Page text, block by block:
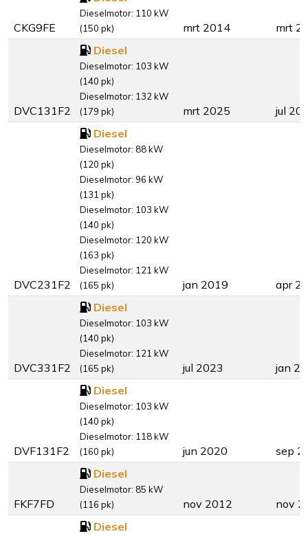
CKG9FE
Dieselmotor: 110 kW
(150 pk)
mrt 2014 mrt
DVC131F2
Diesel
Dieselmotor: 103 kW
(140 pk)
Dieselmotor: 132 kW
(179 pk)
mrt 2025 jul
DVC231F2
Diesel
Dieselmotor: 88 kW
(120 pk)
Dieselmotor: 96 kW
(131 pk)
Dieselmotor: 103 kW
(140 pk)
Dieselmotor: 120 kW
(163 pk)
Dieselmotor: 121 kW
(165 pk)
jan 2019 apr
DVC331F2
Diesel
Dieselmotor: 103 kW
(140 pk)
Dieselmotor: 121 kW
(165 pk)
jul 2023 jan
DVF131F2
Diesel
Dieselmotor: 103 kW
(140 pk)
Dieselmotor: 118 kW
(160 pk)
jun 2020 sep
FKF7FD
Diesel
Dieselmotor: 85 kW
(116 pk)
nov 2012 nov
Diesel